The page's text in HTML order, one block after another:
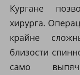
Кургане
хирурга.
крайне
близости
само